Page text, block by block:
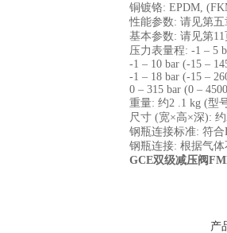
铜镀铬: EPDM,
性能参数: 请见第五
基本参数: 请见第11
压力表量程: -1 – 5
-1 – 10 bar (-15 –
-1 – 18 bar (-15 –
0 – 315 bar (0 –
重量: 约2 .1 kg (型
尺寸 (宽×高×深): 约
钢瓶连接标准: 符合
钢瓶连接: 根据气
GCE双级减压阀
产